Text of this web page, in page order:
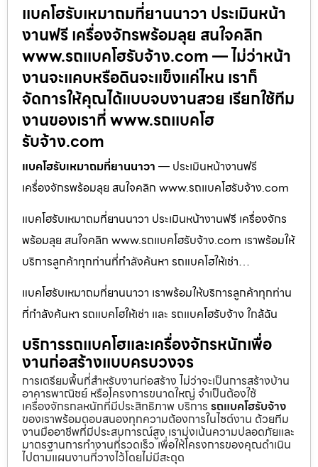
แบคโฮรับเหมาถมที่ยานนาวา ประเมินหน้า
งานฟรี เครื่องจักรพร้อมลุย สนใจคลิก
www.รถแบคโฮรับจ้าง.com — ไม่ว่าหน้า
งานจะแคบหรือดินจะแข็งแค่ไหน เราก็
จัดการให้คุณได้แบบจบงานสวย เรียกใช้ทีม
งานของเราที่ www.รถแบคโฮ
รับจ้าง.com
แบคโฮรับเหมาถมที่ยานนาวา — ประเมินหน้างานฟรี
เครื่องจักรพร้อมลุย สนใจคลิก www.รถแบคโฮรับจ้าง.com
แบคโฮรับเหมาถมที่ยานนาวา ประเมินหน้างานฟรี เครื่องจักร
พร้อมลุย สนใจคลิก www.รถแบคโฮรับจ้าง.com เราพร้อมให้
บริการลูกค้าทุกท่านที่กำลังค้นหา รถแบคโฮให้เช่า…
แบคโฮรับเหมาถมที่ยานนาวา เราพร้อมให้บริการลูกค้าทุกท่าน
ที่กำลังค้นหา รถแบคโฮให้เช่า และ รถแบคโฮรับจ้าง ใกล้ฉัน
บริการรถแบคโฮและเครื่องจักรหนักเพื่อ
งานก่อสร้างแบบครบวงจร
การเตรียมพื้นที่สำหรับงานก่อสร้าง ไม่ว่าจะเป็นการสร้างบ้าน
อาคารพาณิชย์ หรือโครงการขนาดใหญ่ จำเป็นต้องใช้
เครื่องจักรกลหนักที่มีประสิทธิภาพ บริการ รถแบคโฮรับจ้าง
ของเราพร้อมตอบสนองทุกความต้องการในไซต์งาน ด้วยทีม
งานมืออาชีพที่มีประสบการณ์สูง เรามุ่งเน้นความปลอดภัยและ
มาตรฐานการทำงานที่รวดเร็ว เพื่อให้โครงการของคุณดำเนิน
ไปตามแผนงานที่วางไว้โดยไม่มีสะดุด